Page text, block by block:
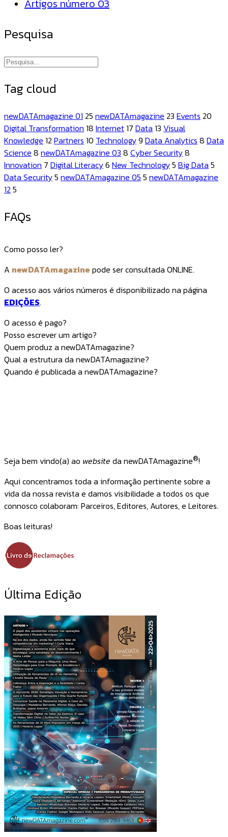
Artigos número 03
Pesquisa
Tag cloud
newDATAmagazine 01 25 newDATAmagazine 23 Events 20
Digital Transformation 18 Internet 17 Data 13 Visual
Knowledge 12 Partners 10 Technology9 Data Analytics 8 Data
Science 8 newDATAmagazine 03 8 Cyber Security8
Innovation 7 Digital Literacy6 New Technology5 Big Data 5
Data Security5 newDATAmagazine 05 5 newDATAmagazine
12 5
FAQs
Como posso ler?
A newDATAmagazine pode ser consultada ONLINE.
O acesso aos vários números é disponibilizado na página
EDIÇÕES.
O acesso é pago?
Posso escrever um artigo?
Quem produz a newDATAmagazine?
Qual a estrutura da newDATAmagazine?
Quando é publicada a newDATAmagazine?
Seja bem vindo(a) ao website da newDATAmagazine®!
Aqui concentramos toda a informação pertinente sobre a
vida da nossa revista e damos visibilidade a todos os que
connosco colaboram: Parceiros, Editores, Autores, e Leitores.
Boas leituras!
Última Edição